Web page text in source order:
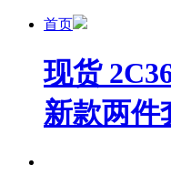
首页
现货
新款两件